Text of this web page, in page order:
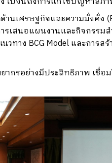
เศรษฐกิจและความมั่งคั่ง
รเสนอแผนงานและกิจกรร
าง BCG Model และการส
กรอย่างมีประสิทธิภาพ เชื่